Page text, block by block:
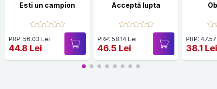
Esti un campion
PRP: 56.03 Lei
44.8 Lei
Acceptă lupta
PRP: 58.14 Lei
46.5 Lei
PRP:
38.1